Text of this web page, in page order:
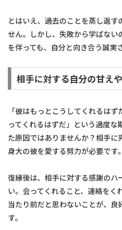
とはいえ、過去のことを蒸し返す
せん。しかし、失敗から学ばない
を伴っても、自分と向き合う誠実
相手に対する自分の甘え
「彼はもっとこうしてくれるは
ってくれるはずだ」という過度な
た原因ではありませんか？相手
身大の彼を愛する努力が必要です。
復縁後は、相手に対する感謝のハ
い。会ってくれること、連絡をく
当たり前だと思わないことが、良
す。